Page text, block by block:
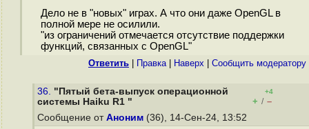
Дело не в "новых" играх. А что они даже OpenGL в
полной мере не осилили.
"из ограничений отмечается отсутствие поддержки
функций, связанных с OpenGL"
Ответить Правка| Наверх Cообщить модератору
36. "Пятый бета-выпуск операционной
системы Haiku R1 "
+4
+ / –
Сообщение от Аноним (36), 14-Сен-24, 13:52